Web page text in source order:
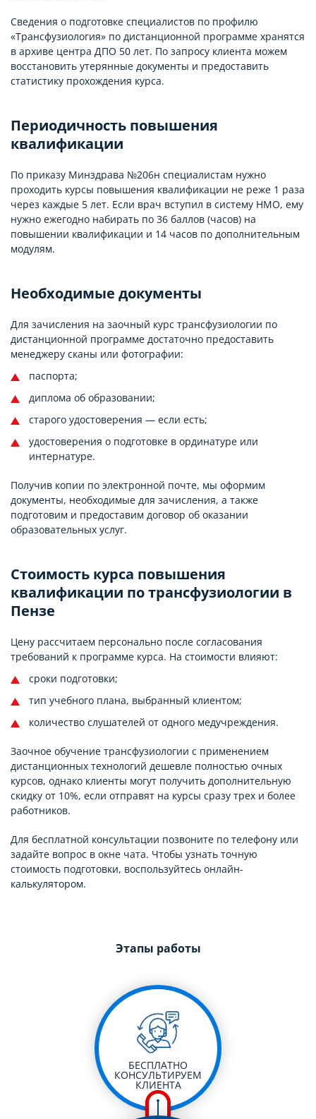
Сведения о подготовке специалистов по профилю
«Трансфузиология» по дистанционной программе хранятся
в архиве центра ДПО 50 лет. По запросу клиента можем
восстановить утерянные документы и предоставить
статистику прохождения курса.
Периодичность повышения
квалификации
По приказу Минздрава №206н специалистам нужно
проходить курсы повышения квалификации не реже 1 раза
через каждые 5 лет. Если врач вступил в систему НМО, ему
нужно ежегодно набирать по 36 баллов (часов) на
повышении квалификации и 14 часов по дополнительным
модулям.
Необходимые документы
Для зачисления на заочный курс трансфузиологии по
дистанционной программе достаточно предоставить
менеджеру сканы или фотографии:
паспорта;
диплома об образовании;
старого удостоверения — если есть;
удостоверения о подготовке в ординатуре или
интернатуре.
Получив копии по электронной почте, мы оформим
документы, необходимые для зачисления, а также
подготовим и предоставим договор об оказании
образовательных услуг.
Стоимость курса повышения
квалификации по трансфузиологии в
Пензе
Цену рассчитаем персонально после согласования
требований к программе курса. На стоимости влияют:
сроки подготовки;
тип учебного плана, выбранный клиентом;
количество слушателей от одного медучреждения.
Заочное обучение трансфузиологии с применением
дистанционных технологий дешевле полностью очных
курсов, однако клиенты могут получить дополнительную
скидку от 10%, если отправят на курсы сразу трех и более
работников.
Для бесплатной консультации позвоните по телефону или
задайте вопрос в окне чата. Чтобы узнать точную
стоимость подготовки, воспользуйтесь онлайн-
калькулятором.
Этапы работы
БЕСПЛАТНО
КОНСУЛЬТИРУЕМ
КЛИЕНТА